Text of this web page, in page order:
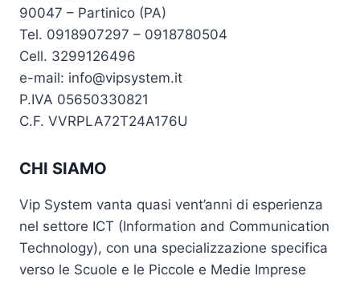
90047 – Partinico (PA)
Tel. 0918907297 – 0918780504
Cell. 3299126496
e-mail: info@vipsystem.it
P.IVA 05650330821
C.F. VVRPLA72T24A176U
CHI SIAMO
Vip System vanta quasi vent’anni di esperienza
nel settore ICT (Information and Communication
Technology), con una specializzazione specifica
verso le Scuole e le Piccole e Medie Imprese